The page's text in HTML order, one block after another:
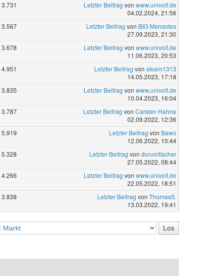
3.731 Letzter Beitrag von www.univoit.de
04.02.2024, 21:56
3.567 Letzter Beitrag von BIG Mercedes
27.09.2023, 21:30
3.678 Letzter Beitrag von www.univoit.de
11.06.2023, 20:53
4.951 Letzter Beitrag von steam1313
14.05.2023, 17:18
3.835 Letzter Beitrag von www.univoit.de
10.04.2023, 16:04
3.787 Letzter Beitrag von Carsten Hahne
02.09.2022, 12:36
5.919 Letzter Beitrag von Bawo
12.06.2022, 10:44
5.328 Letzter Beitrag von dorumfischer
27.05.2022, 08:44
4.266 Letzter Beitrag von www.univoit.de
22.05.2022, 18:51
3.838 Letzter Beitrag von ThomasS.
13.03.2022, 19:41